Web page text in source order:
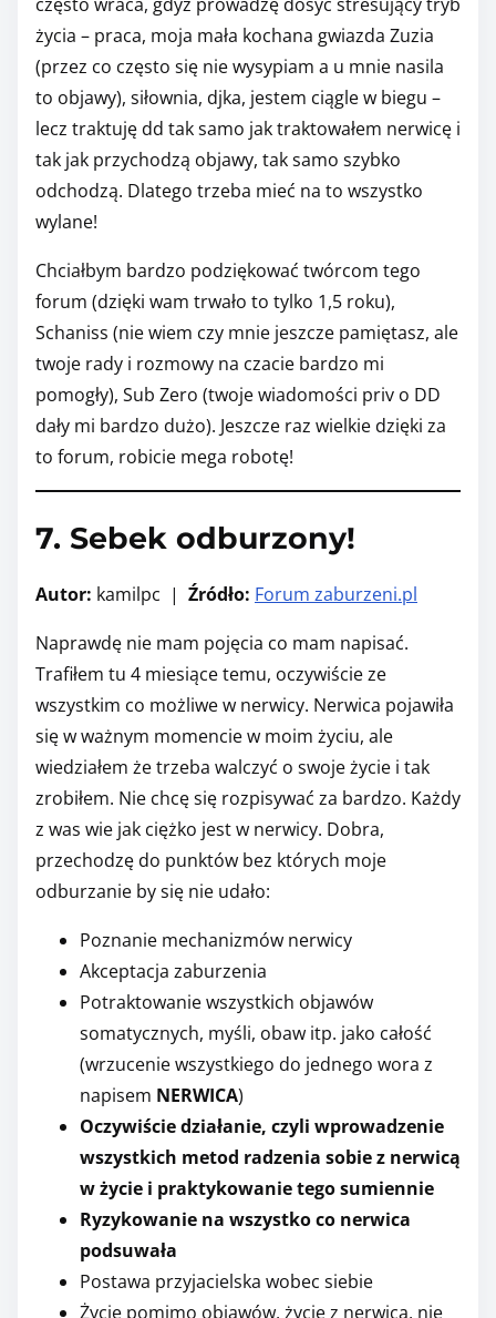
życia – praca, moja mała kochana gwiazda Zuzia
(przez co często się nie wysypiam a u mnie nasila
to objawy), siłownia, djka, jestem ciągle w biegu –
lecz traktuję dd tak samo jak traktowałem nerwicę i
tak jak przychodzą objawy, tak samo szybko
odchodzą. Dlatego trzeba mieć na to wszystko
wylane!
Chciałbym bardzo podziękować twórcom tego
forum (dzięki wam trwało to tylko 1,5 roku),
Schaniss (nie wiem czy mnie jeszcze pamiętasz, ale
twoje rady i rozmowy na czacie bardzo mi
pomogły), Sub Zero (twoje wiadomości priv o DD
dały mi bardzo dużo). Jeszcze raz wielkie dzięki za
to forum, robicie mega robotę!
7. Sebek odburzony!
Autor: kamilpc | Źródło: Forum zaburzeni.pl
Naprawdę nie mam pojęcia co mam napisać.
Trafiłem tu 4 miesiące temu, oczywiście ze
wszystkim co możliwe w nerwicy. Nerwica pojawiła
się w ważnym momencie w moim życiu, ale
wiedziałem że trzeba walczyć o swoje życie i tak
zrobiłem. Nie chcę się rozpisywać za bardzo. Każdy
z was wie jak ciężko jest w nerwicy. Dobra,
przechodzę do punktów bez których moje
odburzanie by się nie udało:
Poznanie mechanizmów nerwicy
Akceptacja zaburzenia
Potraktowanie wszystkich objawów
somatycznych, myśli, obaw itp. jako całość
(wrzucenie wszystkiego do jednego wora z
napisem NERWICA)
Oczywiście działanie, czyli wprowadzenie
wszystkich metod radzenia sobie z nerwicą
w życie i praktykowanie tego sumiennie
Ryzykowanie na wszystko co nerwica
podsuwała
Postawa przyjacielska wobec siebie
Życie pomimo objawów, życie z nerwicą, nie